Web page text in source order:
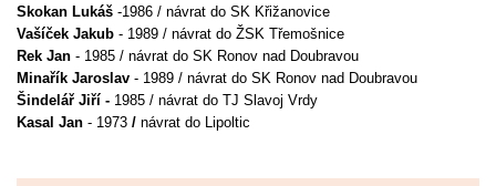
Skokan Lukáš -1986 / návrat do SK Křižanovice
Vašíček Jakub - 1989 / návrat do ŽSK Třemošnice
Rek Jan - 1985 / návrat do SK Ronov nad Doubravou
Minařík Jaroslav - 1989 / návrat do SK Ronov nad Doubravou
Šindelář Jiří - 1985 / návrat do TJ Slavoj Vrdy
Kasal Jan - 1973 / návrat do Lipoltic